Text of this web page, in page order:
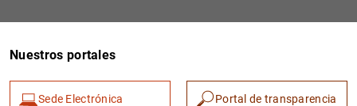
Nuestros portales
Sede Electrónica Portal de transparencia